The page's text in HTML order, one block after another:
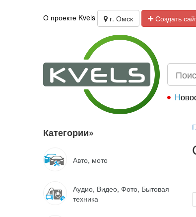
О проекте Kvels г. Омск Создать
Категории»
Авто, мото
Аудио, Видео, Фото, Бытовая
техника